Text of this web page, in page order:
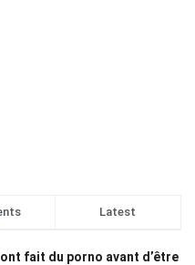
Latest
fait du porno avant d’être